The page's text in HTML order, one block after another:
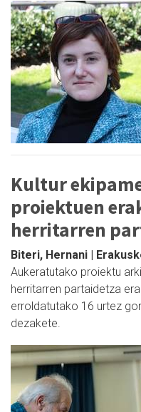
Kultur
proiektuen
herritarren
Biteri, Hernani |
Aukeratutako proiektu
herritarren partaidetza
erroldatutako 16 urtez
dezakete.